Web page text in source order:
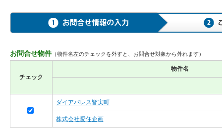
お問合せ物件 （物件名左のチェックを外すと、お問合せ対象から外れます）
チェック
物件名
ダイアパレス皆実町
株式会社愛住企画